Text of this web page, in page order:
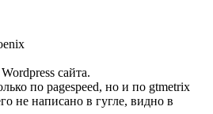
сайта.
по pagespeed, но и по gtmetrix
не написано в гугле, видно в